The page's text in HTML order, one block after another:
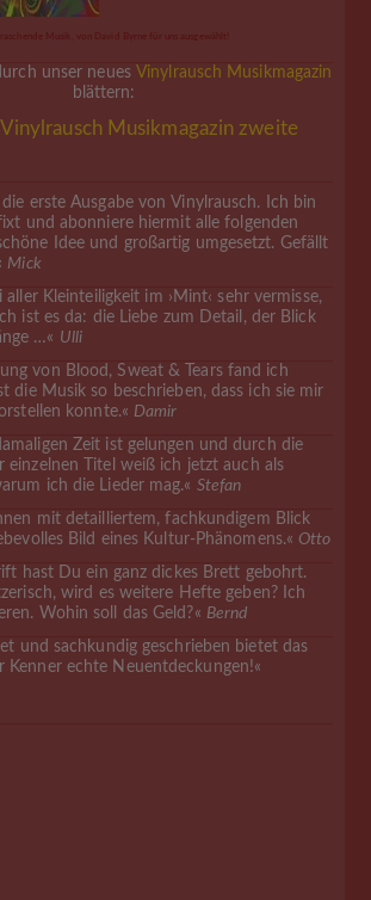
unser neues Vinylrausch Musikmagazin
blättern:
erste Ausgabe von Vinylrausch. Ich bin
und abonniere hiermit alle folgenden
Idee und großartig umgesetzt. Gefällt
Mick
aller Kleinteiligkeit im ›Mint‹ sehr vermisse,
ist es da: die Liebe zum Detail, der Blick
…« Ulli
von Blood, Sweat & Tears fand ich
die Musik so beschrieben, dass ich sie mir
konnte.« Damir
Zeit ist gelungen und durch die
einzelnen Titel weiß ich jetzt auch als
ich die Lieder mag.« Stefan
mit detailliertem, fachkundigem Blick
Bild eines Kultur-Phänomens.« Otto
hast Du ein ganz dickes Brett gebohrt.
wird es weitere Hefte geben? Ich
Wohin soll das Geld?« Bernd
und sachkundig geschrieben bietet das
Kenner echte Neuentdeckungen!«